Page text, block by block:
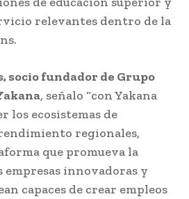
relevantes dentro de la
socio fundador de Grupo
, señalo “con Yakana
los ecosistemas de
regionales,
que promueva la
empresas innovadoras y
capaces de crear empleos